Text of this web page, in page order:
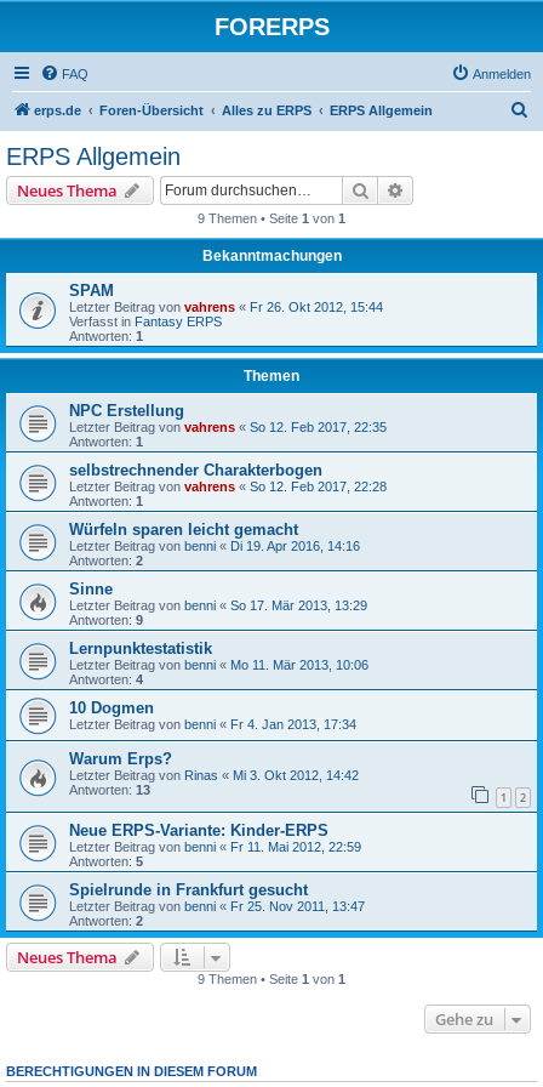
FORERPS
FAQ Anmelden
erps.de Foren-Übersicht Alles zu ERPS ERPS Allgemein
ERPS Allgemein
Neues Thema Suche
9 Themen • Seite 1 von 1
Bekanntmachungen
SPAM
Letzter Beitrag von vahrens « Fr 26. Okt 2012, 15:44
Verfasst in Fantasy ERPS
Antworten: 1
Themen
NPC Erstellung
Letzter Beitrag von vahrens « So 12. Feb 2017, 22:35
Antworten: 1
selbstrechnender Charakterbogen
Letzter Beitrag von vahrens « So 12. Feb 2017, 22:28
Antworten: 1
Würfeln sparen leicht gemacht
Letzter Beitrag von benni « Di 19. Apr 2016, 14:16
Antworten: 2
Sinne
Letzter Beitrag von benni « So 17. Mär 2013, 13:29
Antworten: 9
Lernpunktestatistik
Letzter Beitrag von benni « Mo 11. Mär 2013, 10:06
Antworten: 4
10 Dogmen
Letzter Beitrag von benni « Fr 4. Jan 2013, 17:34
Warum Erps?
Letzter Beitrag von Rinas « Mi 3. Okt 2012, 14:42
Antworten: 13 1 2
Neue ERPS-Variante: Kinder-ERPS
Letzter Beitrag von benni « Fr 11. Mai 2012, 22:59
Antworten: 5
Spielrunde in Frankfurt gesucht
Letzter Beitrag von benni « Fr 25. Nov 2011, 13:47
Antworten: 2
Neues Thema
9 Themen • Seite 1 von 1
Gehe zu
BERECHTIGUNGEN IN DIESEM FORUM